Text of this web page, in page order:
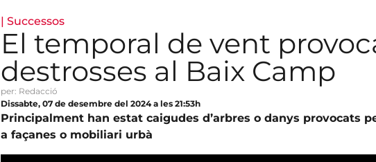
| Successos
El temporal de vent
destrosses al Baix Camp
per: Redacció
Dissabte, 07 de desembre del 2024 a les 21:53h
Principalment han estat caigudes d’arbres o danys provocats
a façanes o mobiliari urbà